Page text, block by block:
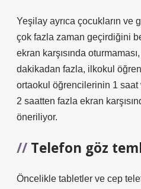
Yeşilay ayrıca çocukların ve
çok fazla zaman geçirdiğini
ekran karşısında
dakikadan fazla, ilkokul
ortaokul öğrencilerinin 1
2 saatten fazla ekran
öneriliyor.
Telefon göz
Öncelikle tabletler ve cep